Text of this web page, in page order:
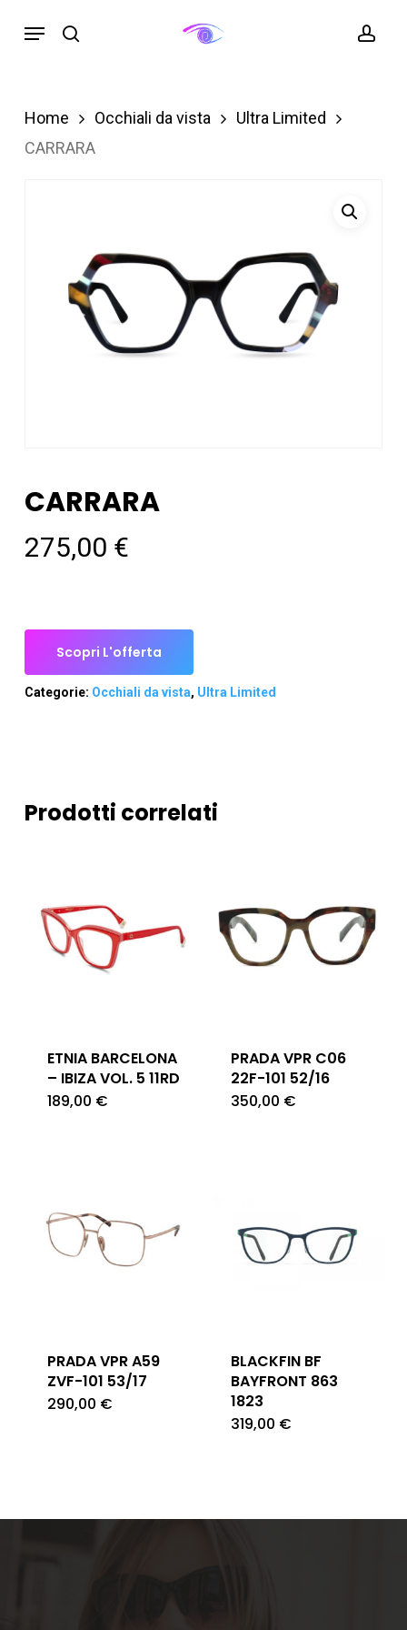
search
Menu
Home Occhiali da vista
Ultra Limited
CARRARA
CARRARA
275,00 €
Scopri L'offerta
Categorie: Occhiali da vista, Ultra Limited
Prodotti correlati
ETNIA BARCELONA
– IBIZA VOL. 5 11RD
189,00 €
PRADA VPR C06
22F-101 52/16
350,00 €
PRADA VPR A59
ZVF-101 53/17
290,00 €
BLACKFIN BF
BAYFRONT 863
1823
319,00 €